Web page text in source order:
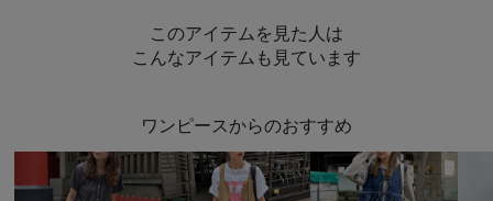
このアイテムを見た人は
こんなアイテムも見ています
ワンピースからのおすすめ